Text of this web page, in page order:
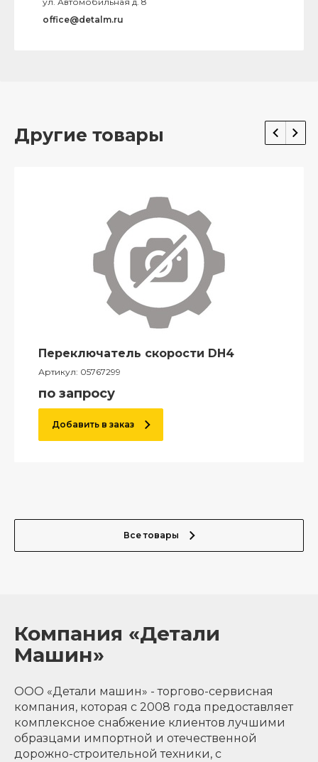
office@detalm.ru
Другие товары
Переключатель скорости DH4
Артикул: 05767299
по запросу
Добавить в заказ
Все товары
Компания «Детали
Машин»
ООО «Детали машин» - торгово-сервисная
компания, которая с 2008 года предоставляет
комплексное снабжение клиентов лучшими
образцами импортной и отечественной
дорожно-строительной техники, с